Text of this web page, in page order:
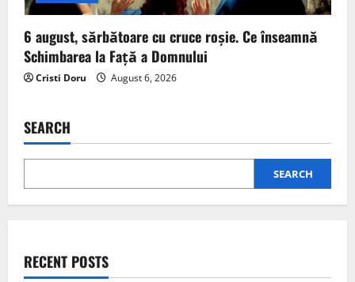
6 august, sărbătoare cu cruce roșie. Ce înseamnă
Schimbarea la Față a Domnului
Cristi Doru August 6, 2026
SEARCH
SEARCH
RECENT POSTS